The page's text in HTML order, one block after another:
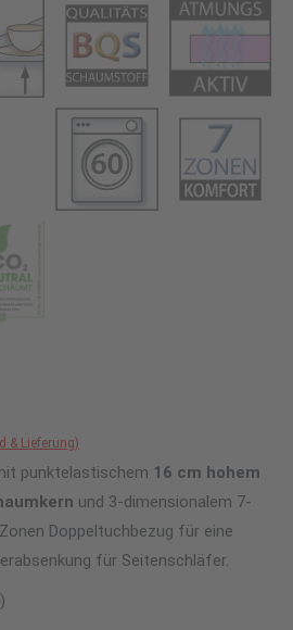
& Lieferung)
punktelastischem 16 cm hohem
und 3-dimensionalem 7-
Doppeltuchbezug für eine
für Seitenschläfer.